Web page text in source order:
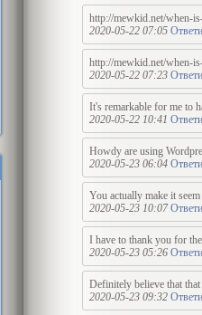
http://mewkid.net/when-
2020-05-22 07:05
http://mewkid.net/when-
2020-05-22 07:23
It's remarkable for me to
2020-05-22 10:41
Howdy are using
2020-05-23 06:04
You actually make it
2020-05-23 10:07
I have to thank you for
2020-05-23 05:26
Definitely believe that
2020-05-23 09:32